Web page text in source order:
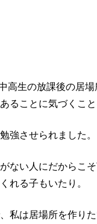
高生の放課後の居場
ることに気づくこと
強させられました。
ない人にだからこ
れる子もいたり。
私は居場所を作りた